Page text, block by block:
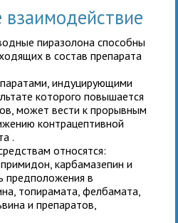
взаимодействие
пиразолона способны
в состав препарата
индуцирующими
которого повышается
может вести к прорывным
контрацептивной
.
относятся:
карбамазепин и
предположения в
топирамата, фелбамата,
и препаратов,